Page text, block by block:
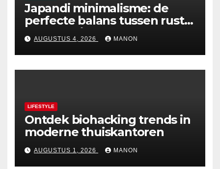
Japandi minimalisme: de
perfecte balans tussen rust
en esthetiek
AUGUSTUS 4, 2026 MANON
LIFESTYLE
Ontdek biohacking trends in
moderne thuiskantoren
AUGUSTUS 1, 2026 MANON